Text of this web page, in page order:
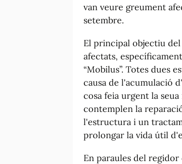
van veure greument
setembre.
El principal objectiu
afectats,
“Mobilus”. Totes dues
causa de l'acumulació
cosa feia urgent la
contemplen la
l'estructura i un
prolongar la vida útil
En paraules del